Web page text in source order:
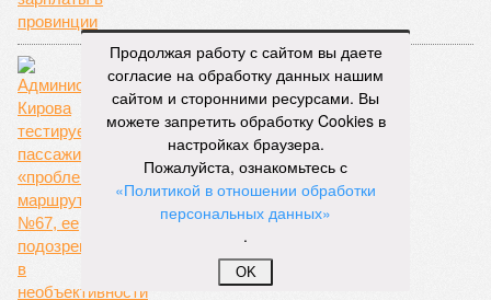
«Пешеходное» состояние
Продолжая работу с сайтом вы даете
согласие на обработку данных нашим
сайтом и сторонними ресурсами. Вы
можете запретить обработку Cookies в
настройках браузера.
Пожалуйста, ознакомьтесь с
«Политикой в отношении обработки
персональных данных»
.
OK